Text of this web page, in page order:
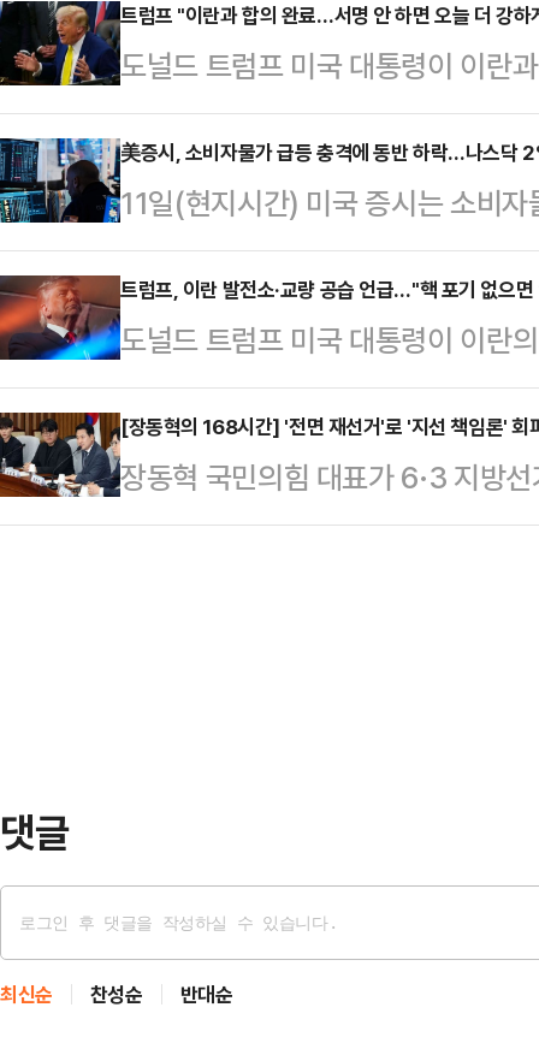
체급이 커졌지만, 국민의힘 복당 문
서, 독자 노선 가능성이 함께 제기
훈)계, 정치평론가들의 분석을 종
선택지라기보다 복당 교착 상황에
이 우세하다.한 의원은 지난 지방선
시 부산 북갑 보선에서…
트럼프 "이란과 합의 완료…서명 안 하면 오늘 더 강하
도널드 트럼프 미국 대통령이 이란
었다고 밝히면서도 추가 군사행동
다.AP통신에 따르면 트럼프 대통
만나 이란과의 협상과 관련해 "합
면 끝난다"고 말했다. 그는 양측이
이뤘지만 이란이 최종 결정을 미루
박 수위는 낮추지 않았다. 트럼프
했다"며 "오늘은 더 강하…
美증시, 소비자물가 급등 충격에 동반 하락…나스닥
11일(현지시간) 미국 증시는 소비
다.AP통신에 따르면 뉴욕증권거래
스지수는 이날 전 거래일보다
마감했다. 대형주 위주의
7267.08를 기록했고, 기술주 중
(1.98%) 내린 2만 5169.50에 거
연간 CPI 상승률은 4.2%를 기록
트럼프, 이란 발전소·교량 공습 언급…"핵 포기 없으
도널드 트럼프 미국 대통령이 이란
소와 교량 등 주요 기반시설에 대
따르면 트럼프 대통령은 10일(현지
구를 수용하지 않을 경우 추가 군사
핵심 인프라 시설도 공격 대상이 될
[장동혁의 168시간] '전면 재선거'로 '지선 책임론'
장동혁 국민의힘 대표가 6·3 지방
앞세워 '지선 책임론'을 회피하고
댓글
최신순 찬성순 반대순